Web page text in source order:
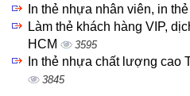
In thẻ nhựa nhân viên, in
Làm thẻ khách hàng VIP,
HCM
3595
In thẻ nhựa chất lượng cao
3845